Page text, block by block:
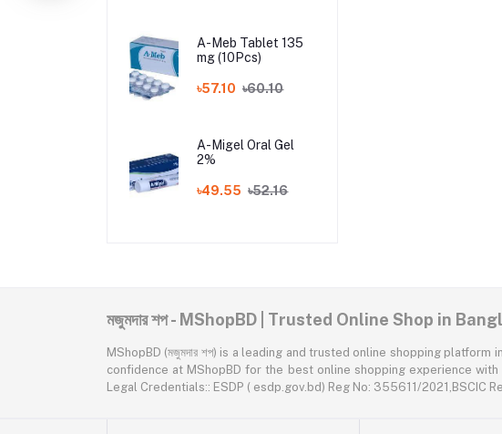
A-Meb Tablet 135
mg (10Pcs)
৳57.10 ৳60.10
A-Migel Oral Gel
2%
৳49.55 ৳52.16
মজুমদার শপ - MShopBD | Trusted Online Shop in
MShopBD (মজুমদার শপ) is a leading and trusted online shopping platform in
confidence at MShopBD for the best online shopping experience with
Legal Credentials:: ESDP ( esdp.gov.bd) Reg No: 355611/